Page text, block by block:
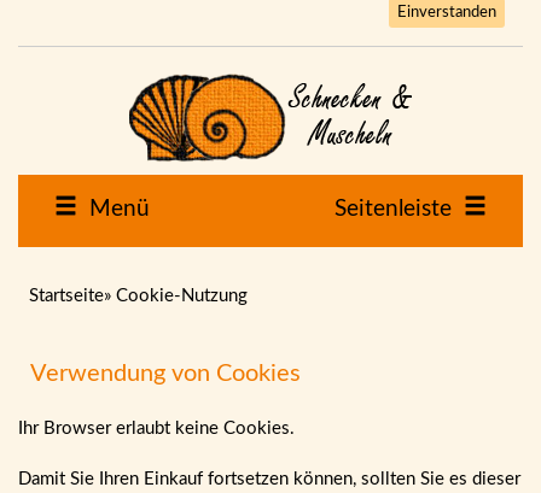
Einverstanden
Menü Seitenleiste
Startseite» Cookie-Nutzung
Verwendung von Cookies
Ihr Browser erlaubt keine Cookies.
Damit Sie Ihren Einkauf fortsetzen können, sollten Sie es dieser